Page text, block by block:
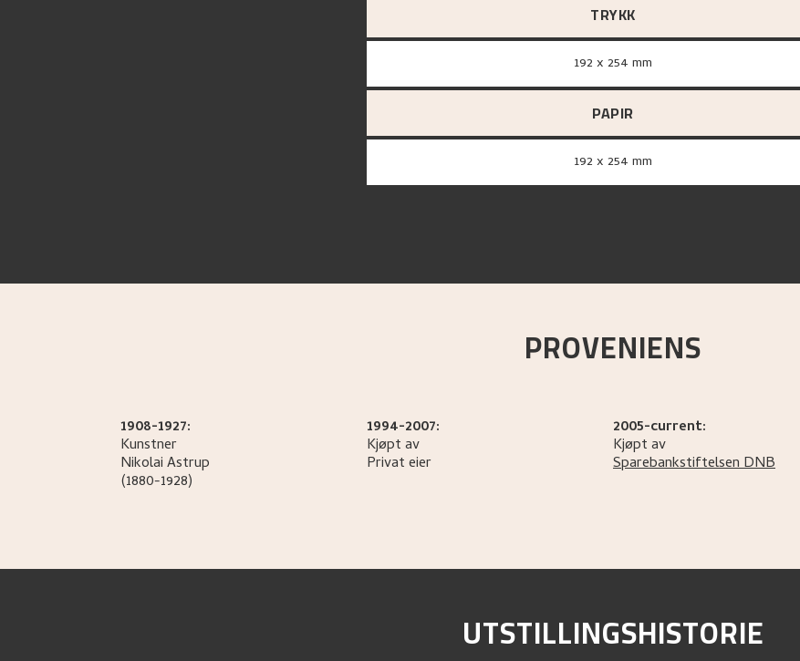
TRYKK
192 x 254 mm
PAPIR
192 x 254 mm
PROVENIENS
1908-1927:
Kunstner
NikolaiAstrup
(1880-1928)
1994-2007:
Kjøpt av
Privat eier
2005-current:
Kjøpt av
Sparebankstiftelsen DNB
UTSTILLINGSHISTORIE